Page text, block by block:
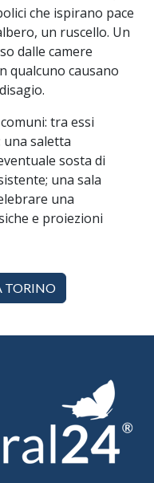
che ispirano pace
un ruscello. Un
dalle camere
qualcuno causano
tra essi
una saletta
sosta di
una sala
una
e proiezioni
TORINO